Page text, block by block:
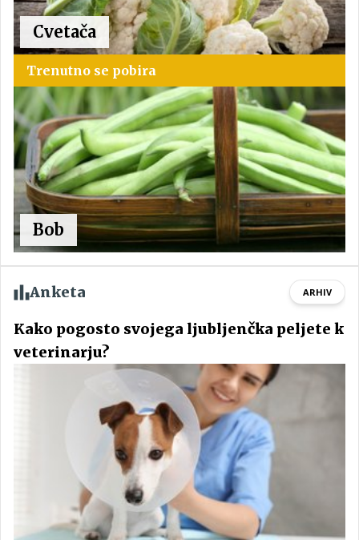
Cvetača
Trenutno se pobira
Bob
Anketa ARHIV
Kako pogosto svojega ljubljenčka peljete k
veterinarju?